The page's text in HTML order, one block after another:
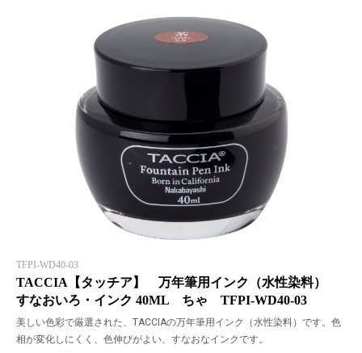
TFPI-WD40-03
TACCIA【タッチア】 万年筆用インク（水性染料）
すなおいろ・インク 40ML ちゃ TFPI-WD40-03
美しい色彩で厳選された、TACCIAの万年筆用インク（水性染料）です。色
相が変化しにくく、色伸びがよい、すなおなインクです。